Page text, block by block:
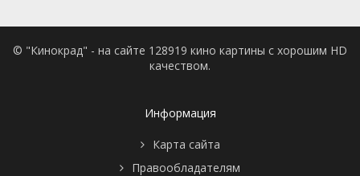
© "Кинокрад" - на сайте 128919 кино картины с хорошим HD
качеством.
Информация
Карта сайта
Правообладателям